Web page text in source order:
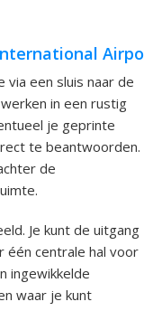
een sluis naar de
in een rustig
je geprinte
te beantwoorden.
de
Je kunt de uitgang
één centrale hal voor
ingewikkelde
waar je kunt